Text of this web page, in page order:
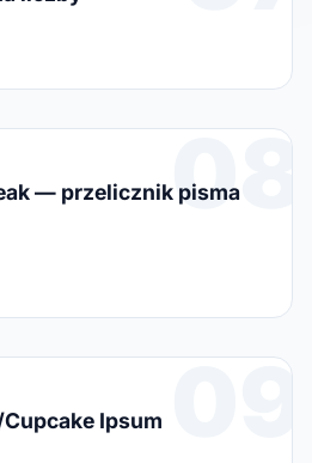
08
— przelicznik pisma
09
Ipsum